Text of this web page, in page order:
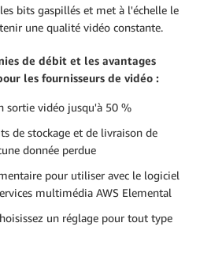
bits gaspillés et met à l'échelle le
une qualité vidéo constante.
de débit et les avantages
les fournisseurs de vidéo :
sortie vidéo jusqu'à 50 %
de stockage et de livraison de
donnée perdue
pour utiliser avec le logiciel
multimédia AWS Elemental
un réglage pour tout type